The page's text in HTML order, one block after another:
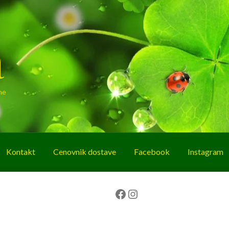
Kontakt Cenovnik dostave Facebook Instagram
Facebook Instagram